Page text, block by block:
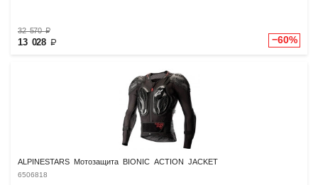
32 570₽
13 028 ₽ −60%
ALPINESTARS Мотозащита BIONIC ACTION JACKET
6506818